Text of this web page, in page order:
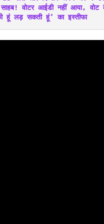
साहब! वोटर आईडी नहीं आया, वोट
हूं लड़ सकती हूं’ का इस्तीफा